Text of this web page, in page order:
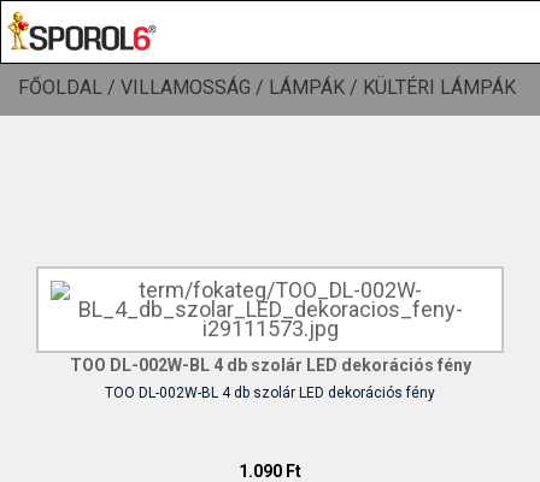
FŐOLDAL / VILLAMOSSÁG / LÁMPÁK / KÜLTÉRI LÁMPÁK
TOO DL-002W-BL 4 db szolár LED dekorációs fény
TOO DL-002W-BL 4 db szolár LED dekorációs fény
1.090 Ft